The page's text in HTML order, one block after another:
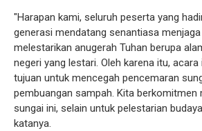
"Harapan kami, seluruh peserta yang
generasi mendatang senantiasa menjaga
melestarikan anugerah Tuhan berupa
negeri yang lestari. Oleh karena itu, acara
tujuan untuk mencegah pencemaran
pembuangan sampah. Kita berkomitmen
sungai ini, selain untuk pelestarian
katanya.